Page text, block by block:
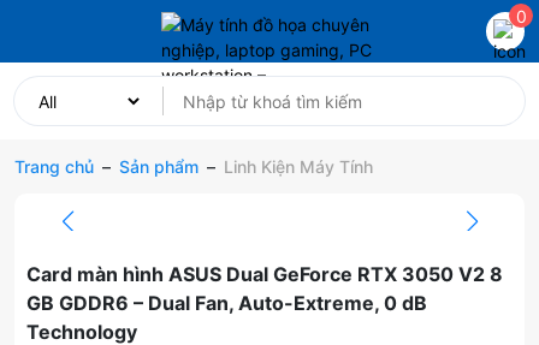
0
Trang chủ – Sản phẩm – Linh Kiện Máy Tính
Card màn hình ASUS Dual GeForce RTX 3050 V2 8
GB GDDR6 – Dual Fan, Auto-Extreme, 0 dB
Technology